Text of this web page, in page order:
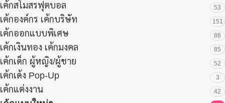
เค้กสโมสรฟุตบอล 53
เค้กองค์กร เค้กบริษัท 151
เค้กออกแบบพิเศษ 86
เค้กเงินทอง เค้กมงคล 85
เค้กเด็ก ผู้หญิง/ผู้ชาย 52
เค้กเด้ง Pop-Up 3
เค้กแต่งงาน 42